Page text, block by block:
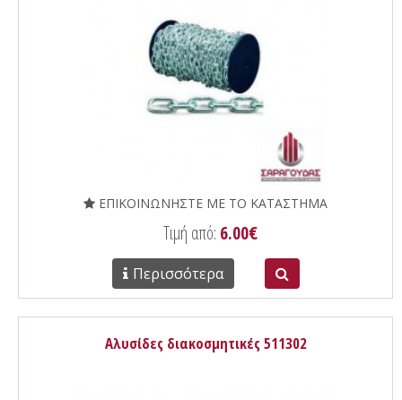
ΕΠΙΚΟΙΝΩΝΗΣΤΕ ΜΕ ΤΟ ΚΑΤΑΣΤΗΜΑ
Τιμή από: 6.00€
Περισσότερα
Αλυσίδες διακοσμητικές 511302